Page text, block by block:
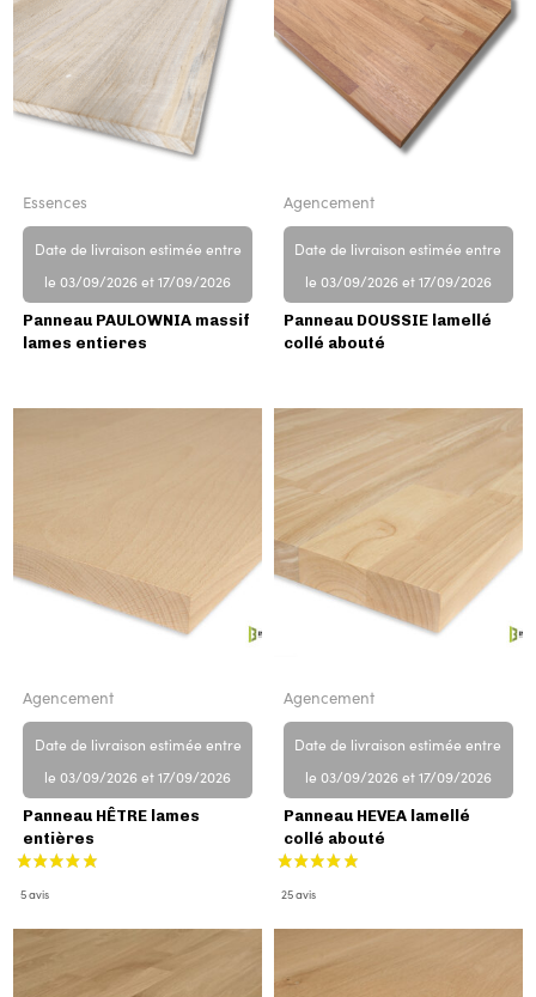
Essences
Date de livraison estimée entre
le 03/09/2026 et 17/09/2026
Panneau PAULOWNIA massif
lames entieres
Agencement
Date de livraison estimée entre
le 03/09/2026 et 17/09/2026
Panneau DOUSSIE lamellé
collé abouté
Agencement
Date de livraison estimée entre
le 03/09/2026 et 17/09/2026
Panneau HÊTRE lames
entières
Agencement
Date de livraison estimée entre
le 03/09/2026 et 17/09/2026
Panneau HEVEA lamellé
collé abouté